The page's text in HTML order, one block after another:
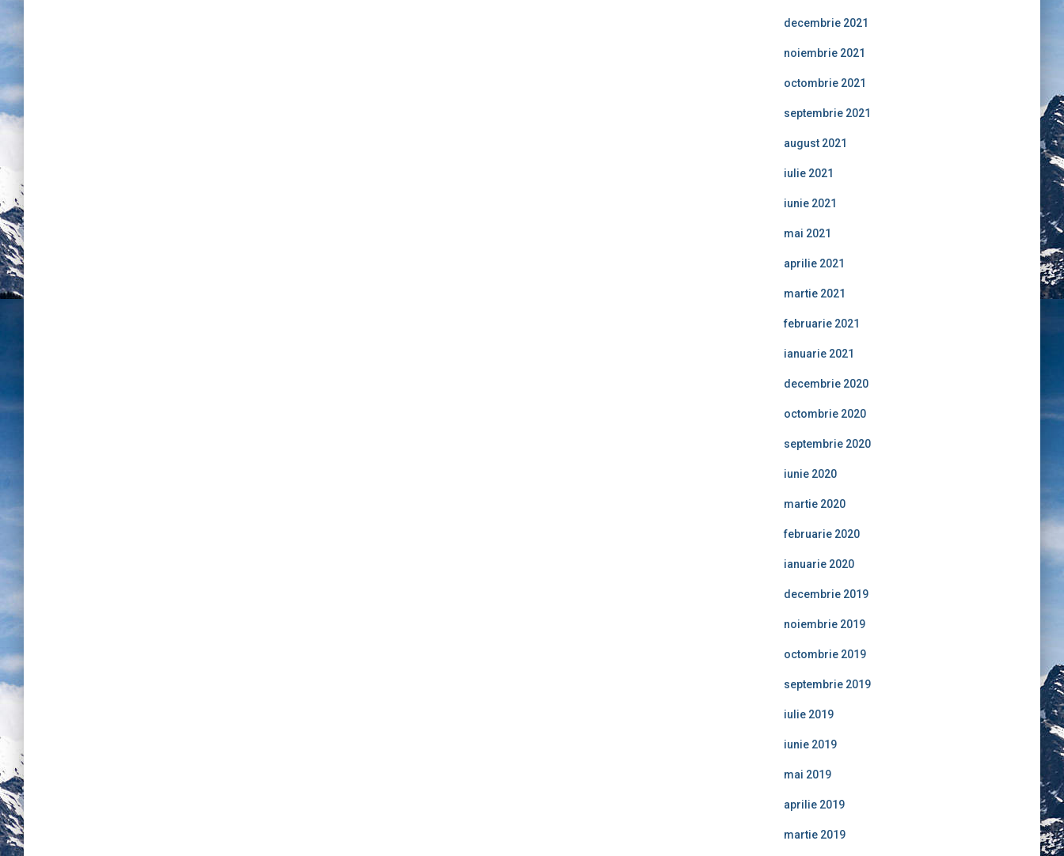
decembrie 2021
noiembrie 2021
octombrie 2021
septembrie 2021
august 2021
iulie 2021
iunie 2021
mai 2021
aprilie 2021
martie 2021
februarie 2021
ianuarie 2021
decembrie 2020
octombrie 2020
septembrie 2020
iunie 2020
martie 2020
februarie 2020
ianuarie 2020
decembrie 2019
noiembrie 2019
octombrie 2019
septembrie 2019
iulie 2019
iunie 2019
mai 2019
aprilie 2019
martie 2019